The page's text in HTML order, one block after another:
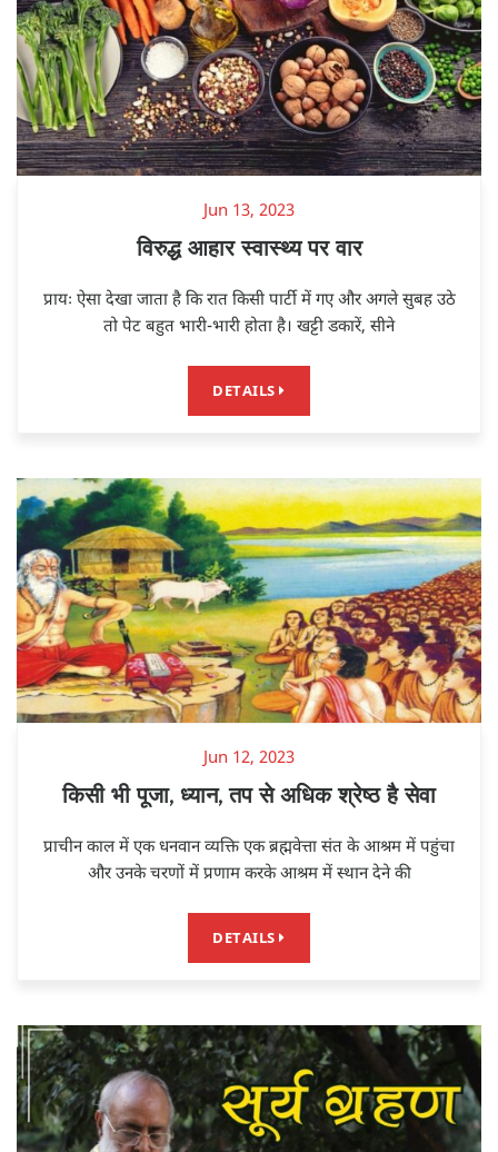
Jun 13, 2023
विरुद्ध आहार स्वास्थ्य पर वार
प्रायः ऐसा देखा जाता है कि रात किसी पार्टी में गए और अगले सुबह उठे
तो पेट बहुत भारी-भारी होता है। खट्टी डकारें, सीने
DETAILS
Jun 12, 2023
किसी भी पूजा, ध्यान, तप से अधिक श्रेष्ठ है सेवा
प्राचीन काल में एक धनवान व्यक्ति एक ब्रह्मवेत्ता संत के आश्रम में पहुंचा
और उनके चरणों में प्रणाम करके आश्रम में स्थान देने की
DETAILS